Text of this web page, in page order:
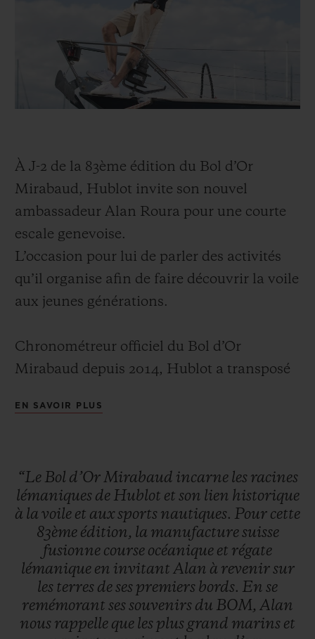
À J-2 de la 83ème édition du Bol d’Or
Mirabaud, Hublot invite son nouvel
ambassadeur Alan Roura pour une courte
escale genevoise.
L’occasion pour lui de parler des activités
qu’il organise afin de faire découvrir la voile
aux jeunes générations.
Chronométreur officiel du Bol d’Or
Mirabaud depuis 2014, Hublot a transposé
Chronograph tout ce qui fait le mythe du
tumultueuses et déchainées qui signent la
renommée d’une course complexe à gérer.
EN SAVOIR PLUS
“Le Bol d’OrMirabaud incarne les racines
lémaniques de Hublot et son lien historique
à la voile et auxsports nautiques. Pour cette
83ème édition, la manufacturesuisse
fusionne course océanique et régate
lémanique en invitant Alan à revenirsur
les terres deses premiers bords. En se
remémorant sessouvenirs du BOM, Alan
nous rappelle que les plus grand marins et
SERVICES EXCLUSIFS
HUBLOTISTA ET EXTENSION DE GARANTIE
LIVRAISON ET RETOURS GRATUITS
PAIEMENT SÉCURISÉ
TROUVER UNE BOUTIQUE